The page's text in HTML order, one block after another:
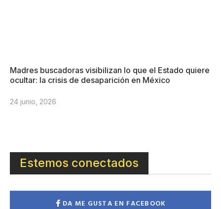
Madres buscadoras visibilizan lo que el Estado quiere
ocultar: la crisis de desaparición en México
24 junio, 2026
Estemos conectados
DA ME GUSTA EN FACEBOOK